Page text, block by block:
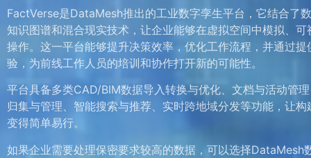
FactVerse是DataMesh推出的工业数字孪生平台，它结合了
知识图谱和混合现实技术，让企业能够在虚拟空间中模拟、可
操作。这一平台能够提升决策效率，优化工作流程，并通过提
验，为前线工作人员的培训和协作打开新的可能性。
平台具备多类CAD/BIM数据导入转换与优化、文档与活动管
归集与管理、智能搜索与推荐、实时跨地域分发等功能，让
变得简单易行。
如果企业需要处理保密要求较高的数据，可以选择DataMesh